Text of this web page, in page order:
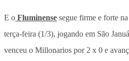
E o Fluminense segue firme e forte
terça-feira (1/3), jogando em São
venceu o Millonarios por 2 x 0 e